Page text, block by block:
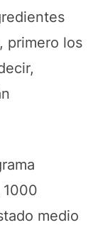
primero los
medio